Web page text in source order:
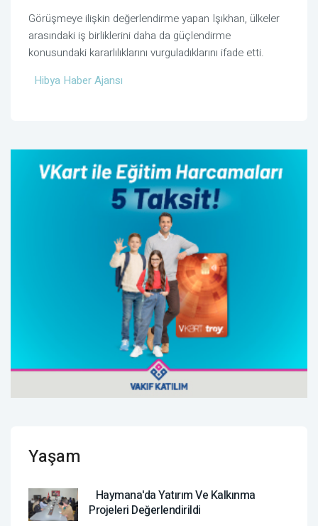
Görüşmeye ilişkin değerlendirme yapan Işıkhan, ülkeler
arasındaki iş birliklerini daha da güçlendirme
konusundaki kararlılıklarını vurguladıklarını ifade etti.
Hibya Haber Ajansı
Yaşam
Haymana'da Yatırım Ve Kalkınma
Projeleri Değerlendirildi